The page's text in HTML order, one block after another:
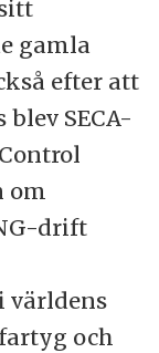
gamla
efter att
SECA-
om
drift
världens
och